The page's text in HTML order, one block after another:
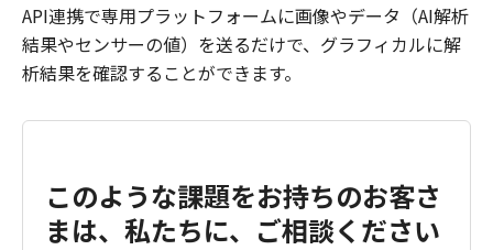
API連携で専用プラットフォームに画像やデータ（AI解析
結果やセンサーの値）を送るだけで、グラフィカルに解
析結果を確認することができます。
このような課題をお持ちのお客さ
まは、私たちに、ご相談ください